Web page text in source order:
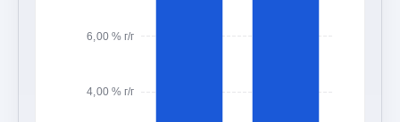
4,00 % г/г
6,00 % г/г